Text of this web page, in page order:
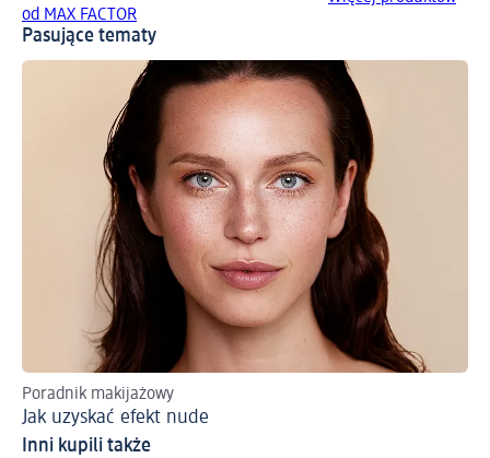
od MAX FACTOR
Pasujące tematy
Poradnik makijażowy
Jak uzyskać efekt nude
Inni kupili także